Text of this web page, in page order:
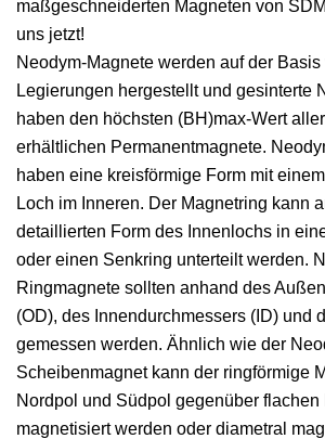
maßgeschneiderten Magneten von
uns jetzt!
Neodym-Magnete werden auf der
Legierungen hergestellt und gesinterte
haben den höchsten (BH)max-Wert
erhältlichen Permanentmagnete.
haben eine kreisförmige Form mit
Loch im Inneren. Der Magnetring kann
detaillierten Form des Innenlochs in
oder einen Senkring unterteilt werden.
Ringmagnete sollten anhand des
(OD), des Innendurchmessers (ID) und
gemessen werden. Ähnlich wie der
Scheibenmagnet kann der ringförmige
Nordpol und Südpol gegenüber flachen
magnetisiert werden oder diametral